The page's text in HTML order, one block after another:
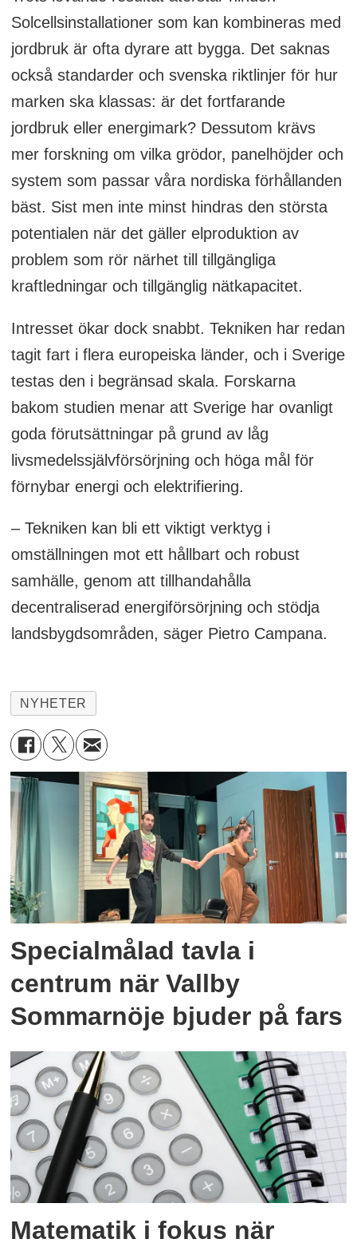
Solcellsinstallationer som kan kombineras med
jordbruk är ofta dyrare att bygga. Det saknas
också standarder och svenska riktlinjer för hur
marken ska klassas: är det fortfarande
jordbruk eller energimark? Dessutom krävs
mer forskning om vilka grödor, panelhöjder och
system som passar våra nordiska förhållanden
bäst. Sist men inte minst hindras den största
potentialen när det gäller elproduktion av
problem som rör närhet till tillgängliga
kraftledningar och tillgänglig nätkapacitet.
Intresset ökar dock snabbt. Tekniken har redan
tagit fart i flera europeiska länder, och i Sverige
testas den i begränsad skala. Forskarna
bakom studien menar att Sverige har ovanligt
goda förutsättningar på grund av låg
livsmedelssjälvförsörjning och höga mål för
förnybar energi och elektrifiering.
– Tekniken kan bli ett viktigt verktyg i
omställningen mot ett hållbart och robust
samhälle, genom att tillhandahålla
decentraliserad energiförsörjning och stödja
landsbygdsområden, säger Pietro Campana.
NYHETER
Specialmålad tavla i
centrum när Vallby
Sommarnöje bjuder på fars
Matematik i fokus när